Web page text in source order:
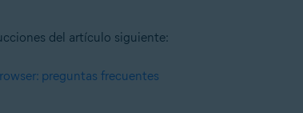
del artículo siguiente:
preguntas frecuentes